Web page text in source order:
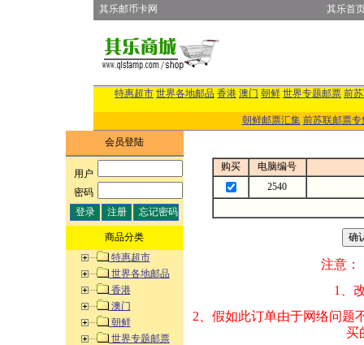
其乐邮币卡网 其乐首
特惠超市 世界各地邮品 香港 澳门 朝鲜 世界专题邮票 前
朝鲜邮票汇集 前苏联邮票专
会员登陆
用户:
密码:
商品分类
特惠超市
世界各地邮品
香港
澳门
朝鲜
世界专题邮票
购买
电脑编号
2540
注意：
1、改变商品数量
2、假如此订单由
买的邮品的“